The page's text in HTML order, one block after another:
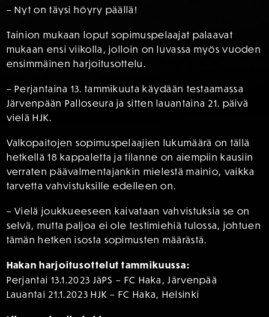
– Nyt on täysi höyry päällä!
Tainion mukaan loput sopimuspelaajat palaavat
mukaan ensi viikolla, jolloin on luvassa myös vuoden
ensimmäinen harjoitusottelu.
– Perjantaina 13. tammikuuta käydään testaamassa
Järvenpään Palloseura ja sitten lauantaina 21. päivä
vielä HJK.
Valkopaitojen sopimuspelaajien lukumäärä on tällä
hetkellä 18 kappaletta ja tilanne on aiempiin kausiin
verraten päävalmentajankin mielestä mainio, vaikka
tarvetta vahvistuksille edelleen on.
– Vielä joukkueeseen kaivataan vahvistuksia se on
selvä, mutta paljoa ei ole testimiehiä tulossa, johtuen
tämän hetken isosta sopimusten määrästä.
Hakan harjoitusottelut tammikuussa:
Perjantai 13.1.2023 JäPS – FC Haka, Järvenpää
Lauantai 21.1.2023 HJK – FC Haka, Helsinki